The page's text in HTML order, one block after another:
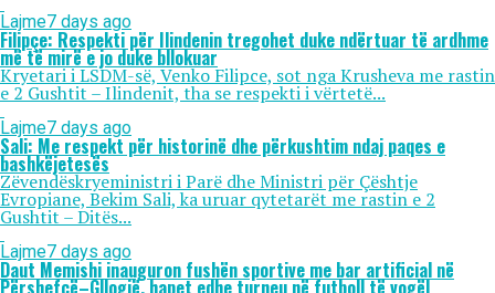
Lajme7 days ago
Filipçe: Respekti për Ilindenin tregohet duke ndërtuar të ardhme
më të mirë e jo duke bllokuar
Kryetari i LSDM-së, Venko Filipce, sot nga Krusheva me rastin
e 2 Gushtit – Ilindenit, tha se respekti i vërtetë...
Lajme7 days ago
Sali: Me respekt për historinë dhe përkushtim ndaj paqes e
bashkëjetesës
Zëvendëskryeministri i Parë dhe Ministri për Çështje
Evropiane, Bekim Sali, ka uruar qytetarët me rastin e 2
Gushtit – Ditës...
Lajme7 days ago
Daut Memishi inauguron fushën sportive me bar artificial në
Përshefcë–Gllogjë, hapet edhe turneu në futboll të vogël